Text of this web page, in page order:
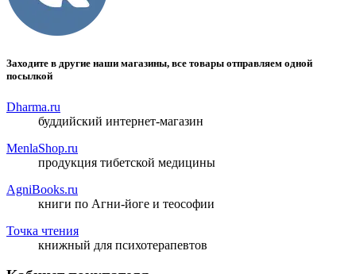
Заходите в другие наши магазины, все товары отправляем одной
посылкой
Dharma.ru
буддийский интернет-магазин
MenlaShop.ru
продукция тибетской медицины
AgniBooks.ru
книги по Агни-йоге и теософии
Точка чтения
книжный для психотерапевтов